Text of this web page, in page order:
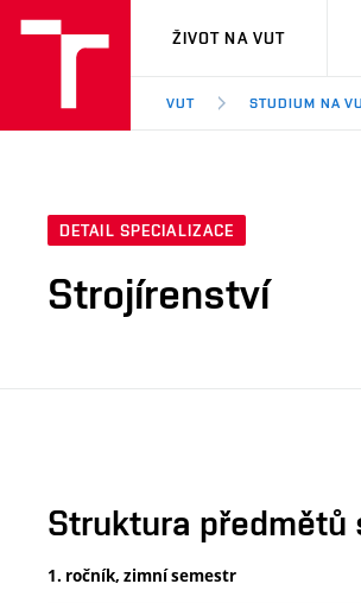
VUT
ŽIVOT NA VUT
VUT STUDIUM NA
DETAIL SPECIALIZACE
Strojírenství
Struktura předmětů
1. ročník, zimní semestr